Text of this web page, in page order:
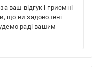
ваш відгук і приємні
що ви задоволені
раді вашим